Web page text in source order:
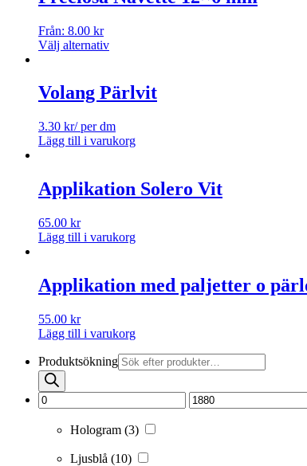
Från: 8.00 kr
Välj alternativ
Volang Pärlvit
3.30 kr/ per dm
Lägg till i varukorg
Applikation Solero Vit
65.00 kr
Lägg till i varukorg
Applikation med paljetter o
55.00 kr
Lägg till i varukorg
Produktsökning
Hologram (3)
Ljusblå (10)